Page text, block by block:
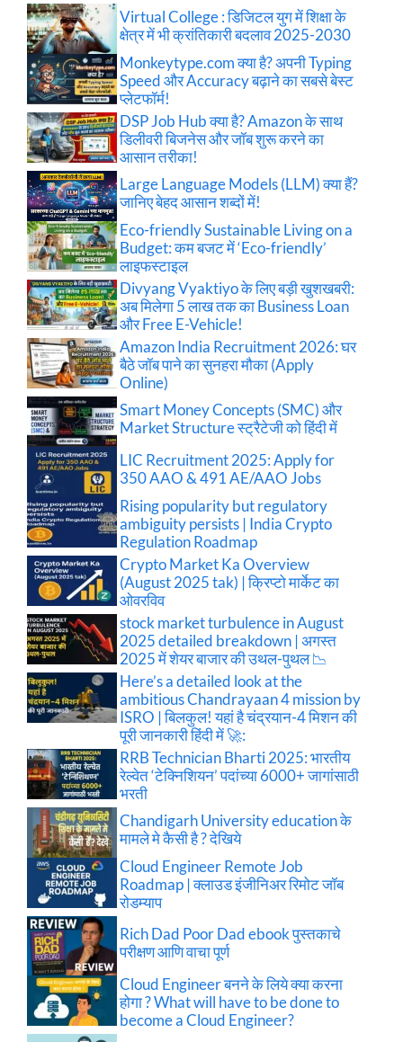
Virtual College : डिजिटल युग में शिक्षा के
क्षेत्र में भी क्रांतिकारी बदलाव 2025-2030
Monkeytype.com क्या है? अपनी Typing
Speed और Accuracy बढ़ाने का सबसे बेस्ट
प्लेटफॉर्म!
DSP Job Hub क्या है? Amazon के साथ
डिलीवरी बिजनेस और जॉब शुरू करने का
आसान तरीका!
Large Language Models (LLM) क्या हैं?
जानिए बेहद आसान शब्दों में!
Eco-friendly Sustainable Living on a
Budget: कम बजट में ‘Eco-friendly’
लाइफस्टाइल
Divyang Vyaktiyo के लिए बड़ी खुशखबरी:
अब मिलेगा 5 लाख तक का Business Loan
और Free E-Vehicle!
Amazon India Recruitment 2026: घर
बैठे जॉब पाने का सुनहरा मौका (Apply
Online)
Smart Money Concepts (SMC) और
Market Structure स्ट्रैटेजी को हिंदी में
LIC Recruitment 2025: Apply for
350 AAO & 491 AE/AAO Jobs
Rising popularity but regulatory
ambiguity persists | India Crypto
Regulation Roadmap
Crypto Market Ka Overview
(August 2025 tak) | क्रिप्टो मार्केट का
ओवरविव
stock market turbulence in August
2025 detailed breakdown | अगस्त
2025 में शेयर बाजार की उथल-पुथल 📉
Here’s a detailed look at the
ambitious Chandrayaan 4 mission by
ISRO | बिलकुल! यहां है चंद्रयान-4 मिशन की
पूरी जानकारी हिंदी में 🚀:
RRB Technician Bharti 2025: भारतीय
रेल्वेत ‘टेक्निशियन’ पदांच्या 6000+ जागांसाठी
भरती
Chandigarh University education के
मामले मे कैसी है ? देखिये
Cloud Engineer Remote Job
Roadmap | क्लाउड इंजीनिअर रिमोट जॉब
रोडम्याप
Rich Dad Poor Dad ebook पुस्तकाचे
परीक्षण आणि वाचा पूर्ण
Cloud Engineer बनने के लिये क्या करना
होगा ? What will have to be done to
become a Cloud Engineer?